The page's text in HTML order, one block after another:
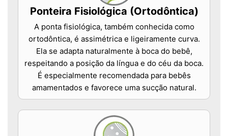
Ponteira Fisiológica (Ortodôntica)
A ponta fisiológica, também conhecida como
ortodôntica, é assimétrica e ligeiramente curva.
Ela se adapta naturalmente à boca do bebê,
respeitando a posição da língua e do céu da boca.
É especialmente recomendada para bebês
amamentados e favorece uma sucção natural.